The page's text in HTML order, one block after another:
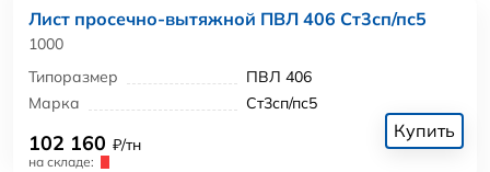
Лист просечно-вытяжной ПВЛ 406 Ст3сп/пс5
1000
Типоразмер
ПВЛ 406
Марка
Ст3сп/пс5
102 160 ₽/тн
на складе:
Купить